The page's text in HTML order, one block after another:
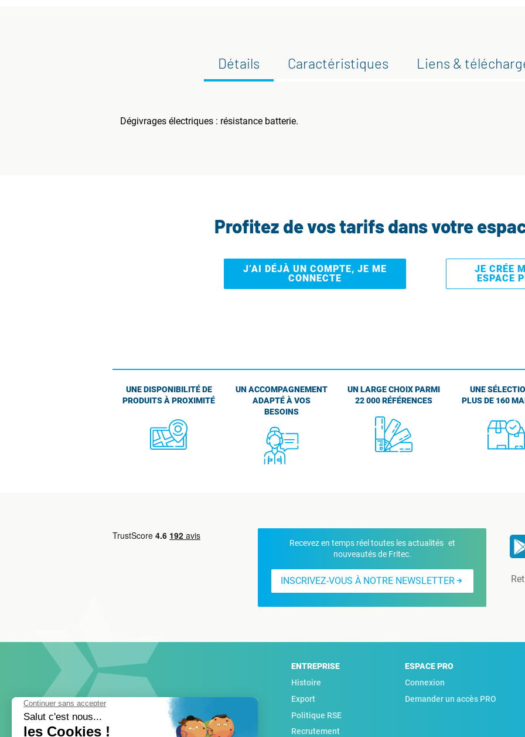
Détails Caractéristiques Liens &
Dégivrages électriques : résistance batterie.
Profitez de vos tarifs dans votre
J’AI DÉJÀ UN COMPTE, JE ME
CONNECTE
JE CRÉE
ESPACE
UNE DISPONIBILITÉ DE
PRODUITS À PROXIMITÉ
UN ACCOMPAGNEMENT
ADAPTÉ À VOS
BESOINS
UN LARGE CHOIX PARMI
22 000 RÉFÉRENCES
UNE
PLUS DE 160
Recevez en temps réel toutes les actualités et
nouveautés de Fritec.
INSCRIVEZ-VOUS À NOTRE NEWSLETTER
ENTREPRISE
Histoire
Export
Politique RSE
Recrutement
ESPACE PRO
Connexion
Demander un accès PRO